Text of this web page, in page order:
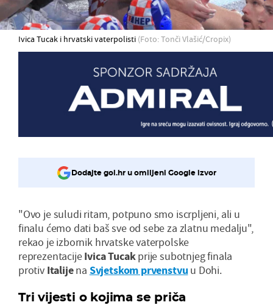
Ivica Tucak i hrvatski vaterpolisti (Foto: Tonči Vlašić/Cropix)
Dodajte gol.hr u omiljeni Google izvor
"Ovo je suludi ritam, potpuno smo iscrpljeni, ali u
finalu ćemo dati baš sve od sebe za zlatnu medalju",
rekao je izbornik hrvatske vaterpolske
reprezentacijeIvica Tucakprije subotnjeg finala
protiv Italijena Svjetskom prvenstvu u Dohi.
Tri vijesti o kojima se priča